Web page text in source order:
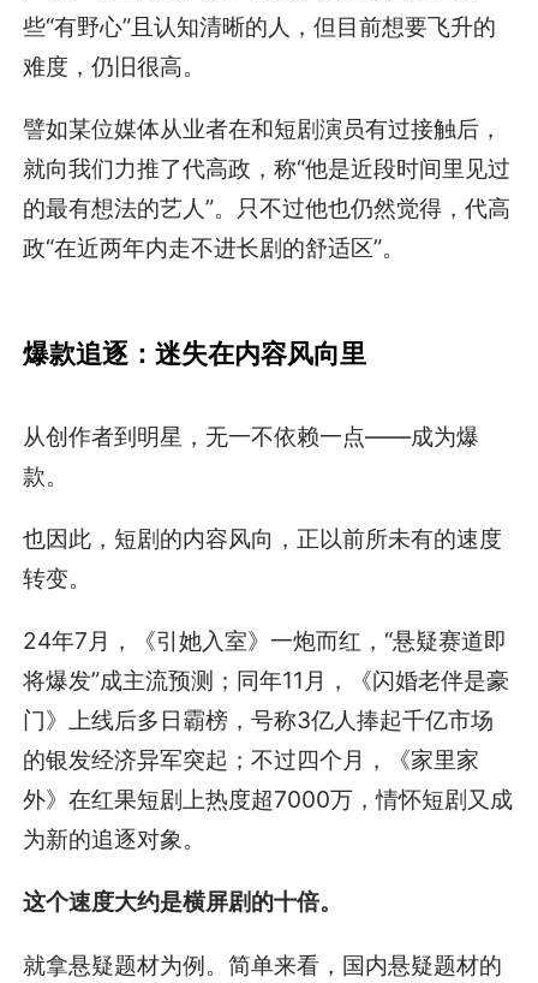
些“有野心”且认知清晰的人，但目前想要飞升的
难度，仍旧很高。
譬如某位媒体从业者在和短剧演员有过接触后，
就向我们力推了代高政，称“他是近段时间里见过
的最有想法的艺人”。只不过他也仍然觉得，代高
政“在近两年内走不进长剧的舒适区”。
爆款追逐：迷失在内容风向里
从创作者到明星，无一不依赖一点——成为爆
款。
也因此，短剧的内容风向，正以前所未有的速度
转变。
24年7月，《引她入室》一炮而红，“悬疑赛道即
将爆发”成主流预测；同年11月，《闪婚老伴是豪
门》上线后多日霸榜，号称3亿人捧起千亿市场
的银发经济异军突起；不过四个月，《家里家
外》在红果短剧上热度超7000万，情怀短剧又成
为新的追逐对象。
这个速度大约是横屏剧的十倍。
就拿悬疑题材为例。简单来看，国内悬疑题材的